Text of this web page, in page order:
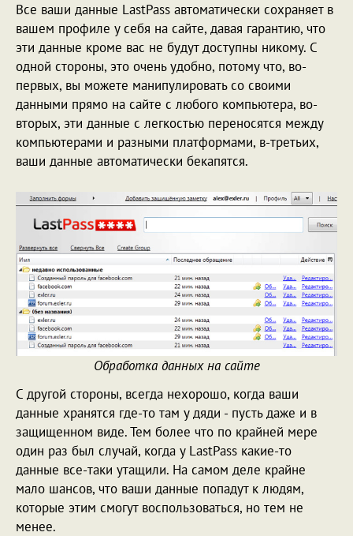
Все ваши данные LastPass автоматически сохраняет в
вашем профиле у себя на сайте, давая гарантию, что
эти данные кроме вас не будут доступны никому. С
одной стороны, это очень удобно, потому что, во-
первых, вы можете манипулировать со своими
данными прямо на сайте с любого компьютера, во-
вторых, эти данные с легкостью переносятся между
компьютерами и разными платформами, в-третьих,
ваши данные автоматически бекапятся.
Обработка данных на сайте
С другой стороны, всегда нехорошо, когда ваши
данные хранятся где-то там у дяди - пусть даже и в
защищенном виде. Тем более что по крайней мере
один раз был случай, когда у LastPass какие-то
данные все-таки утащили. На самом деле крайне
мало шансов, что ваши данные попадут к людям,
которые этим смогут воспользоваться, но тем не
менее.